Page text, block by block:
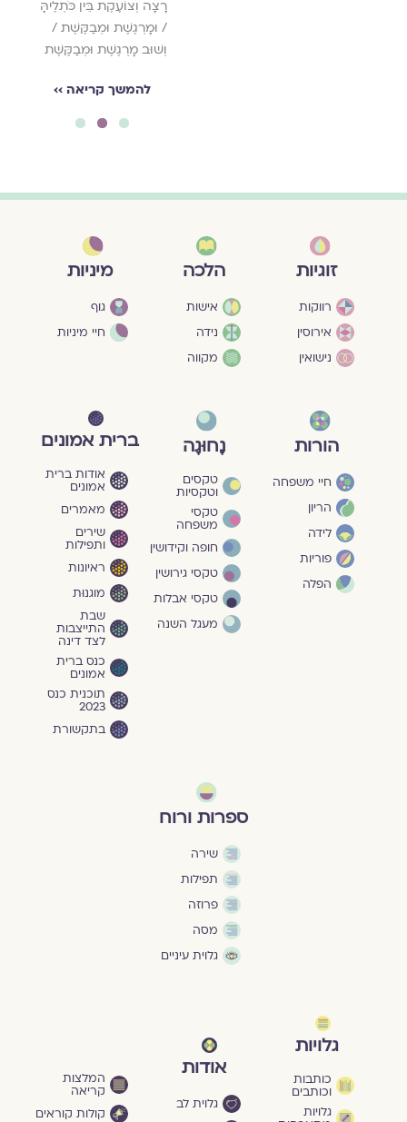
רָצָה וְצוֹעֶקֶת בֵּין כֹּתְלֶיהָּ
/ וּמָרְגֶשֶׁת וּמְבַקֶּשֶׁת /
וְשׁוּב מָרְגֶשֶׁת וּמְבַקֶּשֶׁת
להמשך קריאה ››
זוגיות
רווקות
אירוסין
נישואין
הלכה
אישות
נידה
מקווה
מיניות
גוף
חיי מיניות
הורות
חיי משפחה
הריון
לידה
פוריות
הפלה
נָחוּגָה
טקסים
וטקסיות
טקסי
משפחה
חופה וקידושין
טקסי גירושין
טקסי אבלות
מעגל השנה
ברית אמונים
אודות ברית
אמונים
מאמרים
שירים
ותפילות
ראיונות
מוגנוּת
שבת
התייצבות
לצד דינה
כנס ברית
אמונים
תוכנית כנס
2023
בתקשורת
ספרות ורוח
שירה
תפילות
פרוזה
מסה
גלוית עיניים
גלויות
כותבות
וכותבים
גלויות
אודות
גלוית לב
המלצות
קריאה
קולות קוראים